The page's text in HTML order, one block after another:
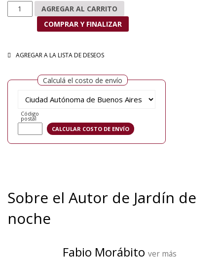
Jardín de noche cantidad
AGREGAR AL CARRITO
COMPRAR Y FINALIZAR
AGREGAR A LA LISTA DE DESEOS
Calculá el costo de envío
Código
postal
Sobre el Autor de Jardín de
noche
Fabio Morábito ver más